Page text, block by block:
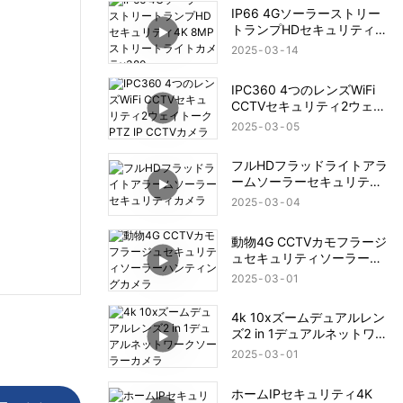
IP66 4Gソーラーストリー
トランプHDセキュリティ
4K 8MPストリートライト
2025 03 14
IPC360 4つのレンズWiFi
CCTVセキュリティ2ウェイ
トークPTZ IP CCTVカメラ
2025 03 05
フルHDフラッドライトアラ
ームソーラーセキュリティ
カメラ
2025 03 04
動物4G CCTVカモフラージ
ュセキュリティソーラーハ
ンティングカメラ
2025 03 01
4k 10xズームデュアルレン
ズ2 in 1デュアルネットワー
クソーラーカメラ
2025 03 01
ホームIPセキュリティ4K